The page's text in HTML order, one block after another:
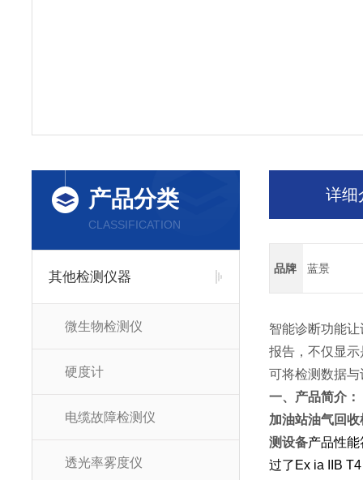
产品分类
CLASSIFICATION
其他检测仪器
微生物检测仪
硬度计
电缆故障检测仪
透光率雾度仪
详细
品牌 蓝景
智能诊断功能
报告，不仅显
可将检测数据
一、产品简介：
加油站油气回
测设备产品性
过了Ex ia IIB